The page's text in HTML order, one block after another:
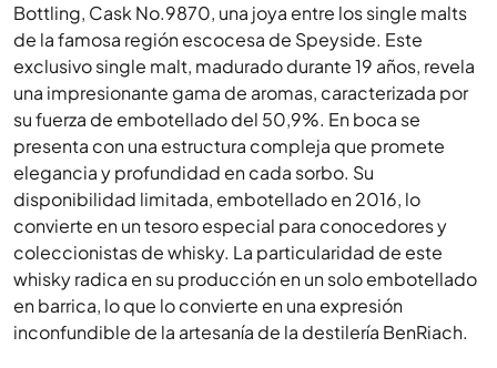
Bottling, Cask No.9870, una joya entre los single malts
de la famosa región escocesa de Speyside. Este
exclusivo single malt, madurado durante 19 años, revela
una impresionante gama de aromas, caracterizada por
su fuerza de embotellado del 50,9%. En boca se
presenta con una estructura compleja que promete
elegancia y profundidad en cada sorbo. Su
disponibilidad limitada, embotellado en 2016, lo
convierte en un tesoro especial para conocedores y
coleccionistas de whisky. La particularidad de este
whisky radica en su producción en un solo embotellado
en barrica, lo que lo convierte en una expresión
inconfundible de la artesanía de la destilería BenRiach.